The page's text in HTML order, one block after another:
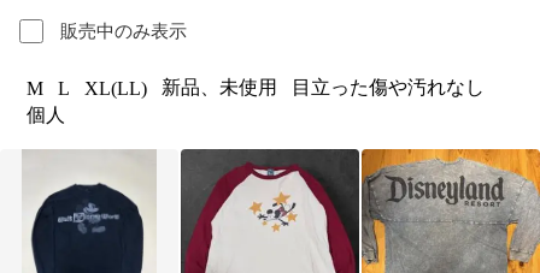
販売中のみ表示
M L XL(LL) 新品、未使用
目立った傷や汚れなし
個人